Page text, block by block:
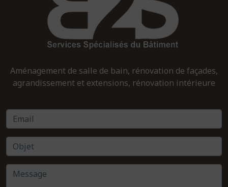
Aménagement de salle de bain, rénovation de façades,
agrandissement et extensions, rénovation intérieure